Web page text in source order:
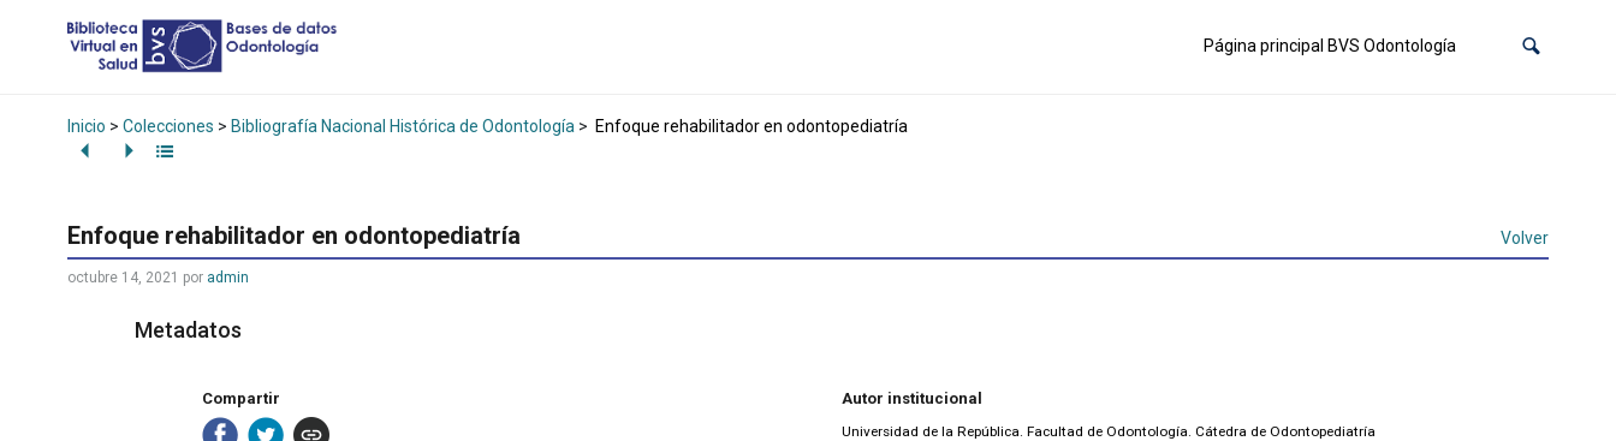
Página principal BVS Odontología
Inicio > Colecciones > Bibliografía Nacional Histórica de Odontología > Enfoque rehabilitador en odontopediatría
Enfoque rehabilitador en odontopediatría Volver
octubre 14, 2021 por admin
Metadatos
Compartir Autor institucional
Universidad de la República. Facultad de Odontología. Cátedra de Odontopediatría